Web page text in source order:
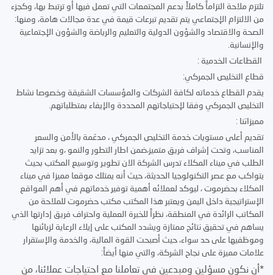
تلتزم ملاحة التزاماً كاملاً بدعم المجتمعات التي تعمل فيها أو ترتبط بها، وكجزء
من الالتزام الإجتماعي يتم تقديم تبرعات قيمة في عدة مجالات هامة، ومنها:
الصحة والاقتصاد والشؤون الدولية والتعليم والرياضة والشؤون الإجتماعية
والإنسانية.
القطاعات الخدمية :
قطاع التخليص الجمركي:
يقدم القطاع خدماته لكافة الشركات والمؤسسات الشقيقة وخصوصا نشاط
التخليص الجمركي وفقا لإحتياجاتهم المحددة والإيفاء بمتطلباتهم.
مميزاتنا :
تقديم أعلى مستويات خدمة التخليص الجمركي ، مدعّمة بالأمن والسعر
المناسب، وتحت إشراف فريق متميز،ضمن اطار التطور والنمو ،و بعد تزايد
الطلب في ميناء المكلاء تدرس الشركة الان تطوير وتوسيع المكتب بحيث
يتواكب مع عصر التكنولوجيا الحديثة، حيث أنه يمتلك موقعا مميزا في ميناء
المكلاء بحضرموت ، ليوكد لعملائه أهمية توفير خدماتهم في أهم المواقع
الإستراتيجية داخل اليمن ويعتبر هذا المكتب مكتب حضرموت للملاحة من
المكاتب الرائدة في المنطقة، نظراً للخبرة العملية واحتراف فريق إدارتها الذي
يساهم في تحقيق نتائج ممتازة ويشدد المكتب على إيلاء الرعاية لزبائنها
وموظفيها على حد سواء، حيث أصبحت القوة المالية، والخدمة والإستقرار
علامات مميزة على نجاح الشركة، والتي منها أيضاً:
*أن نكون مسؤلين ومبدعين في تعاملنا مع احتياجات عملائنا، من